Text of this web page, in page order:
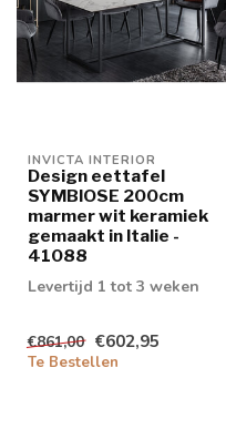
INVICTA INTERIOR
Design eettafel
SYMBIOSE 200cm
marmer wit keramiek
gemaakt in Italie -
41088
Levertijd 1 tot 3 weken
€861,00 €602,95
Te Bestellen